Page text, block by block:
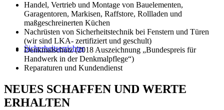
Sicherheitserrichter
Handel, Vertrieb und Montage von Bauelementen,
Garagentoren, Markisen, Raffstore, Rollladen und
maßgeschreinerten Küchen
Nachrüsten von Sicherheitstechnik bei Fenstern und Türen
(wir sind LKA- zertifiziert und geschult)
Denkmalschutz (2018 Auszeichnung „Bundespreis für
Handwerk in der Denkmalpflege“)
Reparaturen und Kundendienst
NEUES SCHAFFEN UND WERTE
ERHALTEN